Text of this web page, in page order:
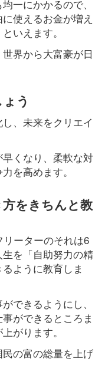
一にかかるので、
使えるお金が増え
いえます。
界から大富豪が日
う
、未来をクリエイ
くなり、柔軟な対
を高めます。
をきちんと教
ーターのそれは6
を「自助努力の精
ように教育しま
できるようにし、
ができるところま
がります。
の富の総量を上げ